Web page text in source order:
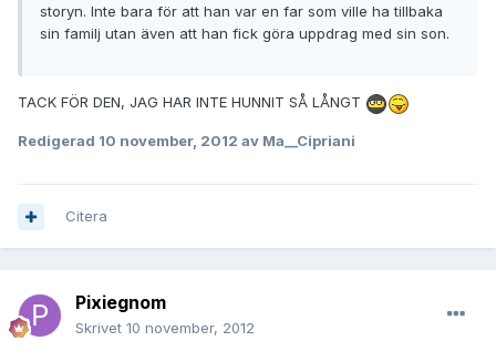
storyn. Inte bara för att han var en far som ville ha tillbaka
sin familj utan även att han fick göra uppdrag med sin son.
TACK FÖR DEN, JAG HAR INTE HUNNIT SÅ LÅNGT
Redigerad 10 november, 2012 av Ma__Cipriani
Citera
Pixiegnom
Skrivet 10 november, 2012